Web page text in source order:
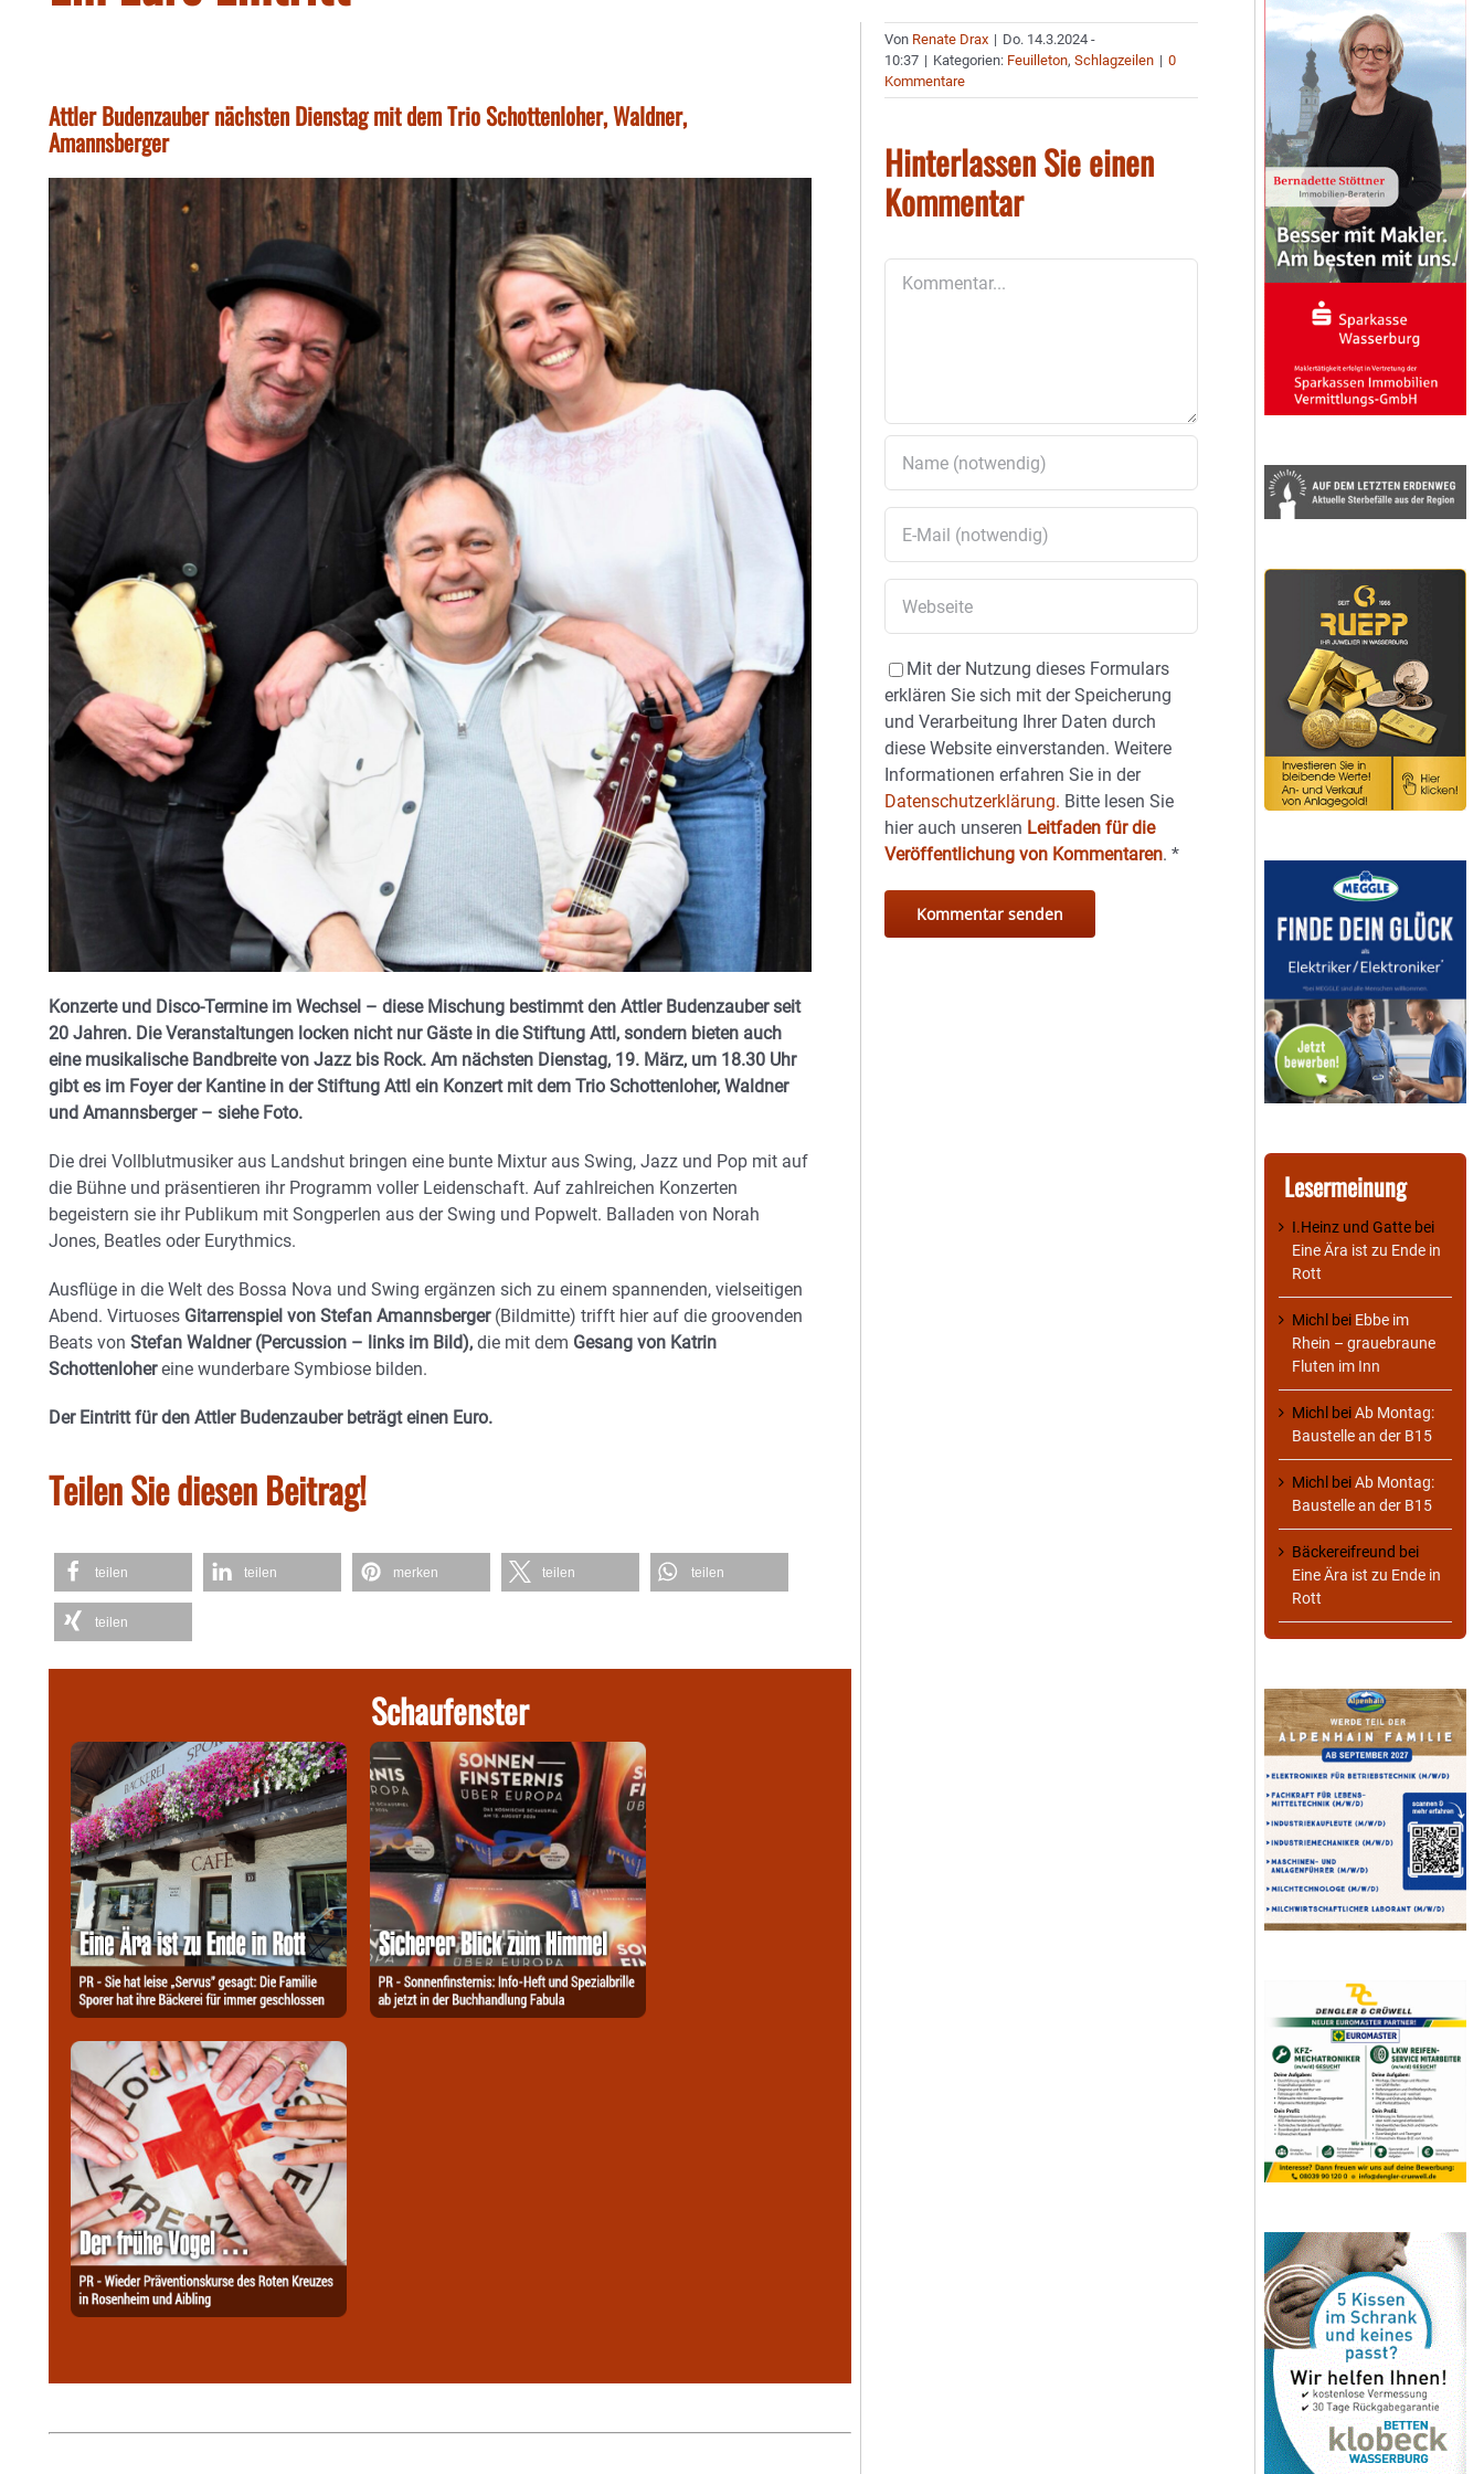
Attler Budenzauber nächsten Dienstag mit dem Trio Schottenloher, Waldner,
Amannsberger
Konzerte und Disco-Termine im Wechsel – diese Mischung bestimmt den Attler Budenzauber seit
20 Jahren. Die Veranstaltungen locken nicht nur Gäste in die Stiftung Attl, sondern bieten auch
eine musikalische Bandbreite von Jazz bis Rock. Am nächsten Dienstag, 19. März, um 18.30 Uhr
gibt es im Foyer der Kantine in der Stiftung Attl ein Konzert mit dem Trio Schottenloher, Waldner
und Amannsberger – siehe Foto.
Die drei Vollblutmusiker aus Landshut bringen eine bunte Mixtur aus Swing, Jazz und Pop mit auf
die Bühne und präsentieren ihr Programm voller Leidenschaft. Auf zahlreichen Konzerten
begeistern sie ihr Publikum mit Songperlen aus der Swing und Popwelt. Balladen von Norah
Jones, Beatles oder Eurythmics.
Ausflüge in die Welt des Bossa Nova und Swing ergänzen sich zu einem spannenden, vielseitigen
Abend. Virtuoses Gitarrenspiel von Stefan Amannsberger(Bildmitte) trifft hier auf die groovenden
Beats von Stefan Waldner (Percussion – links im Bild), die mit dem Gesang von Katrin
Schottenlohereine wunderbare Symbiose bilden.
Der Eintritt für den Attler Budenzauber beträgt einen Euro.
Teilen Sie diesen Beitrag!
teilen teilen merken teilen teilen
teilen
Schaufenster
Von Renate Drax | Do. 14.3.2024 -
10:37 | Kategorien: Feuilleton,Schlagzeilen | 0
Kommentare
Hinterlassen Sie einen
Kommentar
Mit der Nutzung dieses Formulars
erklären Sie sich mit der Speicherung
und Verarbeitung Ihrer Daten durch
diese Website einverstanden. Weitere
Informationen erfahren Sie in der
Datenschutzerklärung. Bitte lesen Sie
hier auch unseren Leitfaden für die
Veröffentlichung von Kommentaren.*
Lesermeinung
I.Heinz und Gatte bei
Eine Ära ist zu Ende in
Rott
Michl bei Ebbe im
Rhein – grauebraune
Fluten im Inn
Michl beiAb Montag:
Baustelle an der B15
Michl beiAb Montag:
Baustelle an der B15
Bäckereifreund bei
Eine Ära ist zu Ende in
Rott